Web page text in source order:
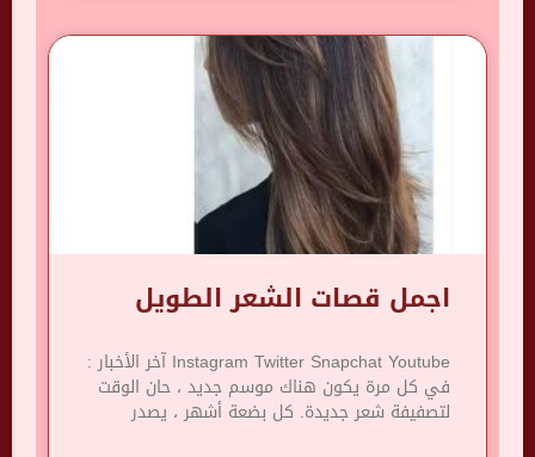
اجمل قصات الشعر الطويل
Instagram Twitter Snapchat Youtube آخر الأخبار :
في كل مرة يكون هناك موسم جديد ، حان الوقت
لتصفيفة شعر جديدة. كل بضعة أشهر ، يصدر